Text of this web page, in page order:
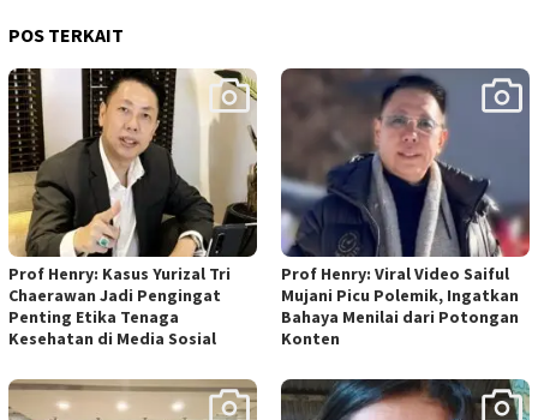
POS TERKAIT
Prof Henry: Kasus Yurizal Tri
Chaerawan Jadi Pengingat
Penting Etika Tenaga
Kesehatan di Media Sosial
Prof Henry: Viral Video Saiful
Mujani Picu Polemik, Ingatkan
Bahaya Menilai dari Potongan
Konten